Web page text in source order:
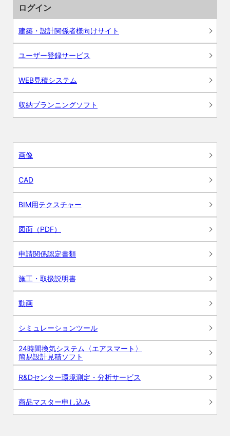
ログイン
建築・設計関係者様向けサイト
ユーザー登録サービス
WEB見積システム
収納プランニングソフト
画像
CAD
BIM用テクスチャー
図面（PDF）
申請関係認定書類
施工・取扱説明書
動画
シミュレーションツール
24時間換気システム〈エアスマート〉
簡易設計見積ソフト
R&Dセンター環境測定・分析サービス
商品マスター申し込み